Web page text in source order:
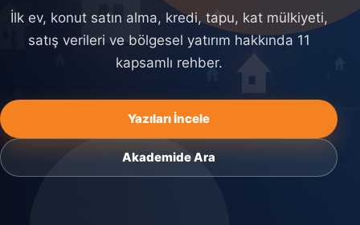
İlk ev, konut satın alma, kredi, tapu, kat mülkiyeti,
satış verileri ve bölgesel yatırım hakkında 11
kapsamlı rehber.
Yazıları İncele
Akademide Ara